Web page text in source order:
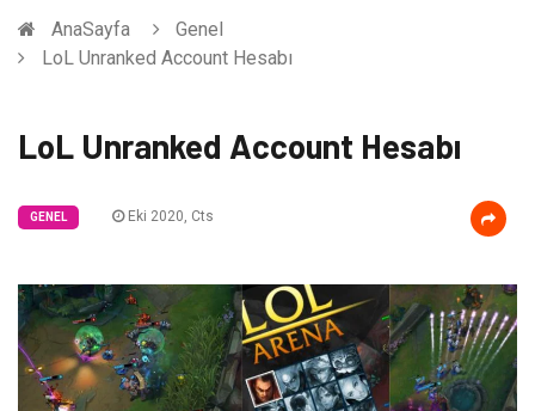
AnaSayfa
Genel
LoL Unranked Account Hesabı
LoL Unranked Account Hesabı
GENEL Eki 2020, Cts